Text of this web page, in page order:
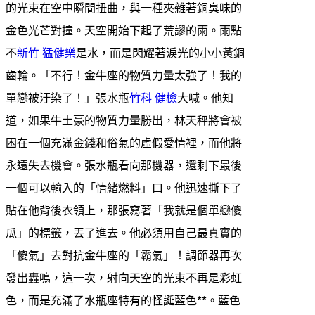
的光束在空中瞬間扭曲，與一種夾雜著銅臭味的
金色光芒對撞。天空開始下起了荒謬的雨。雨點
不新竹 猛健樂是水，而是閃耀著淚光的小小黃銅
齒輪。「不行！金牛座的物質力量太強了！我的
單戀被汙染了！」張水瓶竹科 健檢大喊。他知
道，如果牛土豪的物質力量勝出，林天秤將會被
困在一個充滿金錢和俗氣的虛假愛情裡，而他將
永遠失去機會。張水瓶看向那機器，還剩下最後
一個可以輸入的「情緒燃料」口。他迅速撕下了
貼在他背後衣領上，那張寫著「我就是個單戀傻
瓜」的標籤，丟了進去。他必須用自己最真實的
「傻氣」去對抗金牛座的「霸氣」！調節器再次
發出轟鳴，這一次，射向天空的光束不再是彩虹
色，而是充滿了水瓶座特有的怪誕藍色**。藍色